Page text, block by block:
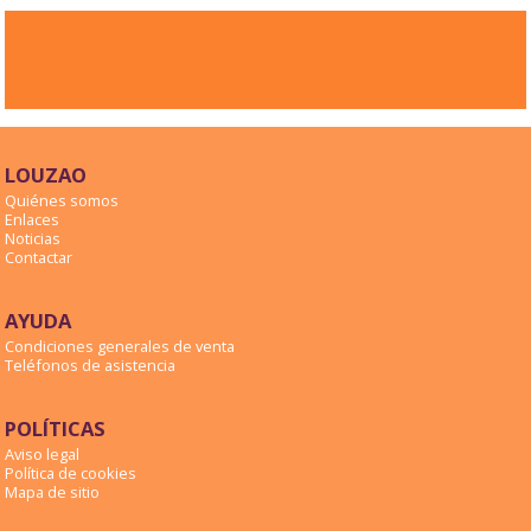
LOUZAO
Quiénes somos
Enlaces
Noticias
Contactar
AYUDA
Condiciones generales de venta
Teléfonos de asistencia
POLÍTICAS
Aviso legal
Política de cookies
Mapa de sitio